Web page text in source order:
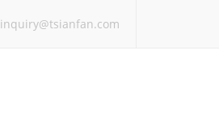
inquiry@tsianfan.com